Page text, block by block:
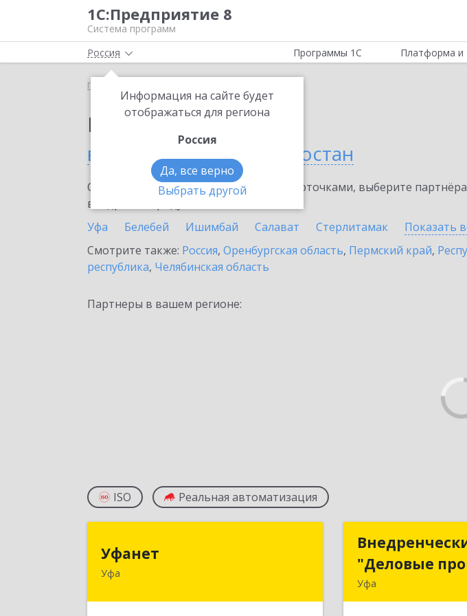
1С:Предприятие 8
Система программ
Россия
Информация на сайте будет
отображаться для региона
Россия
Да, все верно
Выбрать другой
Программы 1С Платформа и
Главная
Партнеры фирмы 1С
в Республике Башкортостан
Ознакомьтесь с информационными карточками, выберите
внедрение продукта.
Уфа
Белебей Ишимбай Салават Стерлитамак Показать
Смотрите также: Россия, Оренбургская область, Пермский край,
республика, Челябинская область
Партнеры в вашем регионе:
ISO Реальная автоматизация
Уфанет
Уфа
"Деловые
Уфа
"Деловые